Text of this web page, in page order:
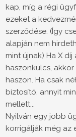
kap, míg a régi
ezeket a
szerződése. (Így
alapján nem
mint újnak) Ha X
haszonkulcs, akkor
haszon. Ha csak
biztosító, annyit
mellett...
Nyilván egy jobb
korrigálják még az